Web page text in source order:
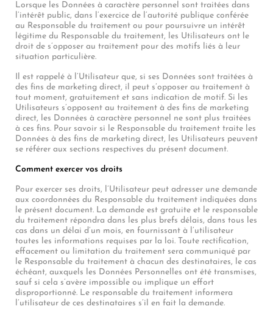
Lorsque les Données à caractère personnel sont traitées dans
l’intérêt public, dans l’exercice de l’autorité publique conférée
au Responsable du traitement ou pour poursuivre un intérêt
légitime du Responsable du traitement, les Utilisateurs ont le
droit de s’opposer au traitement pour des motifs liés à leur
situation particulière.
Il est rappelé à l’Utilisateur que, si ses Données sont traitées à
des fins de marketing direct, il peut s’opposer au traitement à
tout moment, gratuitement et sans indication de motif. Si les
Utilisateurs s’opposent au traitement à des fins de marketing
direct, les Données à caractère personnel ne sont plus traitées
à ces fins. Pour savoir si le Responsable du traitement traite les
Données à des fins de marketing direct, les Utilisateurs peuvent
se référer aux sections respectives du présent document.
Comment exercer vos droits
Pour exercer ses droits, l’Utilisateur peut adresser une demande
aux coordonnées du Responsable du traitement indiquées dans
le présent document. La demande est gratuite et le responsable
du traitement répondra dans les plus brefs délais, dans tous les
cas dans un délai d’un mois, en fournissant à l’utilisateur
toutes les informations requises par la loi. Toute rectification,
effacement ou limitation du traitement sera communiqué par
le Responsable du traitement à chacun des destinataires, le cas
échéant, auxquels les Données Personnelles ont été transmises,
sauf si cela s’avère impossible ou implique un effort
disproportionné. Le responsable du traitement informera
l’utilisateur de ces destinataires s’il en fait la demande.